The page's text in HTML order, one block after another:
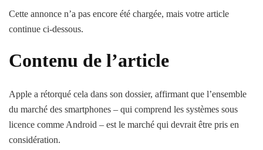
Cette annonce n’a pas encore été chargée, mais votre article
continue ci-dessous.
Contenu de l’article
Apple a rétorqué cela dans son dossier, affirmant que l’ensemble
du marché des smartphones – qui comprend les systèmes sous
licence comme Android – est le marché qui devrait être pris en
considération.